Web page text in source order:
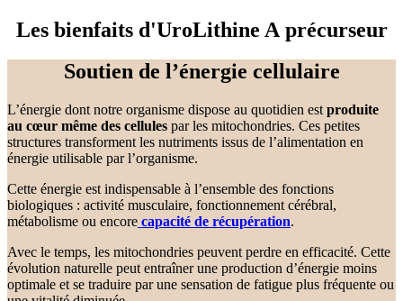
Les bienfaits d'UroLithine A précurseur
Soutien de l’énergie cellulaire
L’énergie dont notre organisme dispose au quotidien est produite
au cœur même des cellules par les mitochondries. Ces petites
structures transforment les nutriments issus de l’alimentation en
énergie utilisable par l’organisme.
Cette énergie est indispensable à l’ensemble des fonctions
biologiques : activité musculaire, fonctionnement cérébral,
métabolisme ou encore capacité de récupération.
Avec le temps, les mitochondries peuvent perdre en efficacité. Cette
évolution naturelle peut entraîner une production d’énergie moins
optimale et se traduire par une sensation de fatigue plus fréquente ou